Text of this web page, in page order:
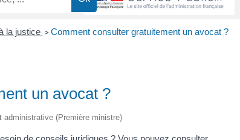
la justice > Comment consulter gratuitement un avocat ?
un avocat ?
administrative (Première ministre)